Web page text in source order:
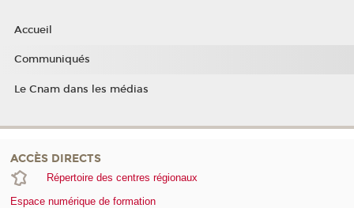
Accueil
Communiqués
Le Cnam dans les médias
ACCÈS DIRECTS
Répertoire des centres régionaux
Espace numérique de formation